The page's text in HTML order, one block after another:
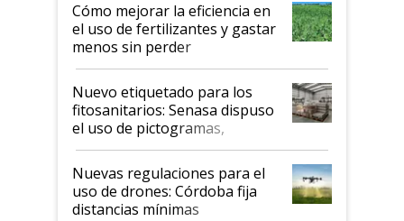
Cómo mejorar la eficiencia en
el uso de fertilizantes y gastar
menos sin perder
productividad en la campaña
fina
Nuevo etiquetado para los
fitosanitarios: Senasa dispuso
el uso de pictogramas,
palabras de advertencia e
indicaciones
Nuevas regulaciones para el
uso de drones: Córdoba fija
distancias mínimas